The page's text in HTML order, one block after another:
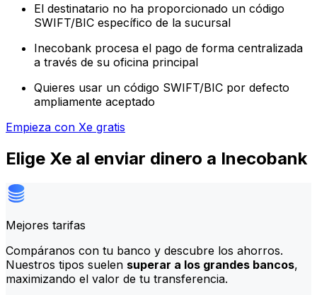
El destinatario no ha proporcionado un código
SWIFT/BIC específico de la sucursal
Inecobank procesa el pago de forma centralizada
a través de su oficina principal
Quieres usar un código SWIFT/BIC por defecto
ampliamente aceptado
Empieza con Xe gratis
Elige Xe al enviar dinero a Inecobank
Mejores tarifas
Compáranos con tu banco y descubre los ahorros.
Nuestros tipos suelen superar a los grandes bancos,
maximizando el valor de tu transferencia.